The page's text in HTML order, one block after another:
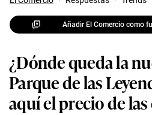
Añadir El Comercio como
¿Dónde queda la
Parque de las
aquí el precio de